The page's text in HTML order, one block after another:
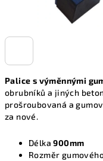
Palice s výměnnými
obrubníků a jiných
prošroubovaná a
za nové.
Délka900mm
Rozměr